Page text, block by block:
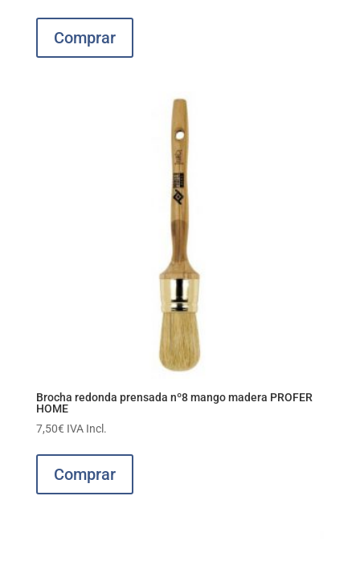
Comprar
Brocha redonda prensada nº8 mango madera PROFER
HOME
7,50€ IVA Incl.
Comprar